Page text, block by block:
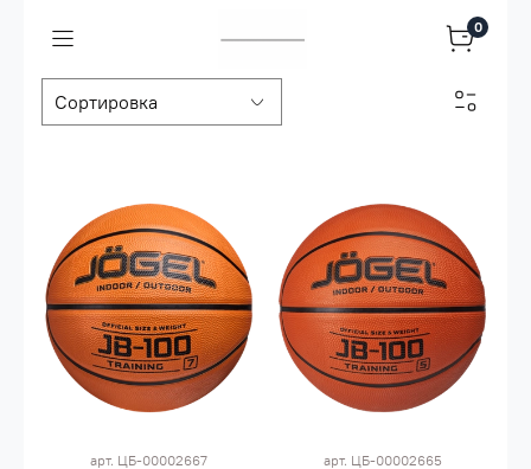
0
арт. ЦБ-00002667 арт. ЦБ-00002665